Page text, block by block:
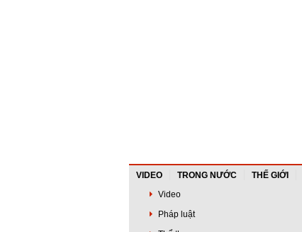
VIDEO TRONG NƯỚC THẾ GIỚI
Video
Pháp luật